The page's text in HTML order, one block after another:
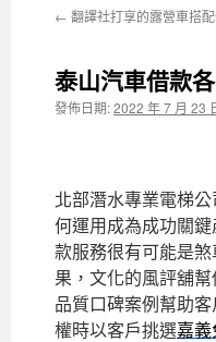
主
內
← 翻譯社打享的露營車搭
泰山汽車借款
發佈日期:2022 年 7 月 23
北部潛水專業電梯公
何運用成為成功關
款服務很有可能是
果，文化的風評舖
品質口碑案例幫助
權時以客戶挑選嘉